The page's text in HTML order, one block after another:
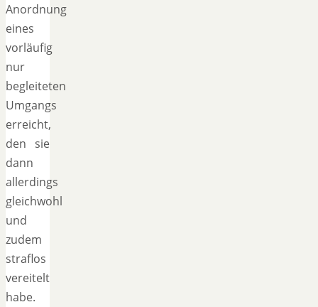
Anordnung
eines
vorläufig
nur
begleiteten
Umgangs
erreicht,
den sie
dann
allerdings
gleichwohl
und
zudem
straflos
vereitelt
habe.